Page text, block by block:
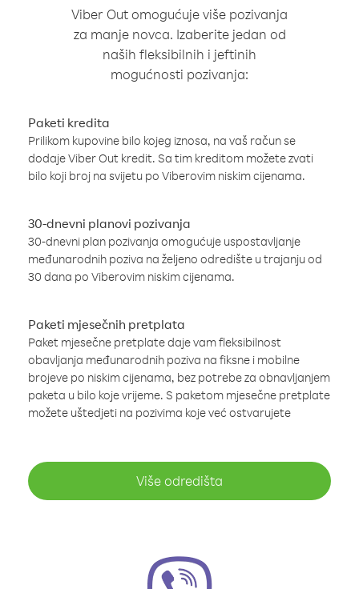
Viber Out omogućuje više pozivanja
za manje novca. Izaberite jedan od
naših fleksibilnih i jeftinih
mogućnosti pozivanja:
Paketi kredita
Prilikom kupovine bilo kojeg iznosa, na vaš račun se
dodaje Viber Out kredit. Sa tim kreditom možete zvati
bilo koji broj na svijetu po Viberovim niskim cijenama.
30-dnevni planovi pozivanja
30-dnevni plan pozivanja omogućuje uspostavljanje
međunarodnih poziva na željeno odredište u trajanju od
30 dana po Viberovim niskim cijenama.
Paketi mjesečnih pretplata
Paket mjesečne pretplate daje vam fleksibilnost
obavljanja međunarodnih poziva na fiksne i mobilne
brojeve po niskim cijenama, bez potrebe za obnavljanjem
paketa u bilo koje vrijeme. S paketom mjesečne pretplate
možete uštedjeti na pozivima koje već ostvarujete
Više odredišta